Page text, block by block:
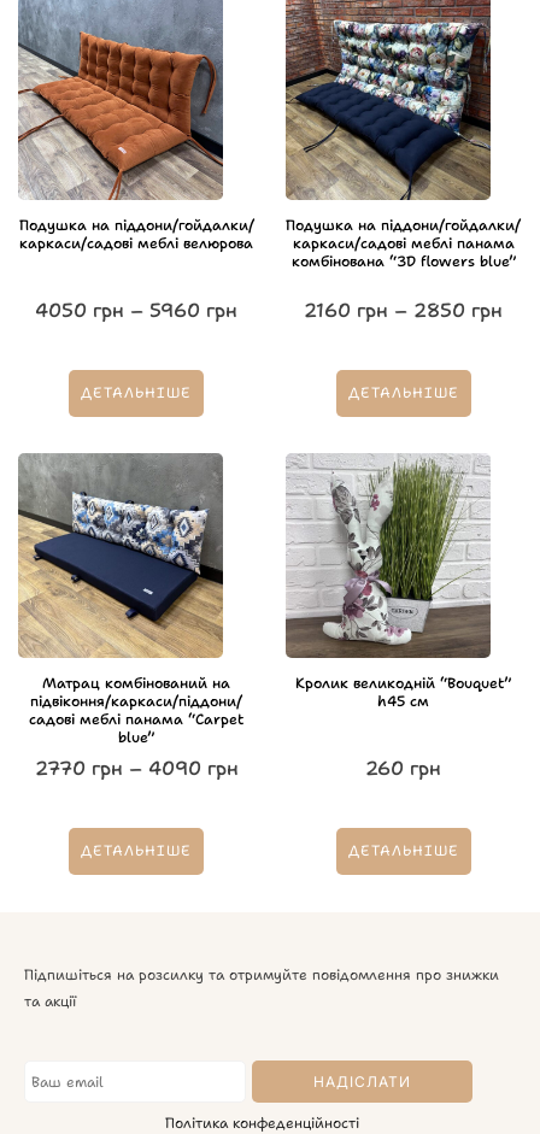
Подушка на піддони/гойдалки/
каркаси/садові меблі велюрова
4050 грн – 5960 грн
ДЕТАЛЬНІШЕ
Подушка на піддони/гойдалки/
каркаси/садові меблі панама
комбінована “3D flowers blue”
2160 грн – 2850 грн
ДЕТАЛЬНІШЕ
Матрац комбінований на
підвіконня/каркаси/піддони/
садові меблі панама “Carpet
blue”
2770 грн – 4090 грн
ДЕТАЛЬНІШЕ
Кролик великодній “Bouquet”
h45 см
260 грн
ДЕТАЛЬНІШЕ
Підпишіться на розсилку та отримуйте повідомлення про знижки
та акції
Політика конфеденційності